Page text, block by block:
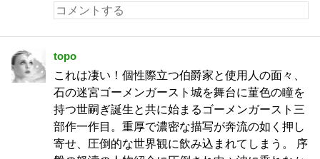
topo
これは凄い！個性際立つ伯爵家と使用人の面々、
石の迷宮ゴーメンガースト城を舞台に菫色の瞳を
持つ世嗣ぎ誕生と共に始まるゴーメンガースト三
部作一作目。重厚で濃密な描写が奔流の如く押し
寄せ、圧倒的な世界観に飲み込まれてしまう。 序